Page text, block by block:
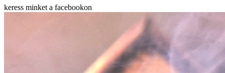
keress minket a facebookon